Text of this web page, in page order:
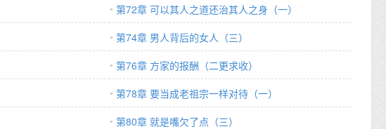
第72章 可以其人之道还治其人之身（一）
第74章 男人背后的女人（三）
第76章 方家的报酬（二更求收）
第78章 要当成老祖宗一样对待（一）
第80章 就是嘴欠了点（三）